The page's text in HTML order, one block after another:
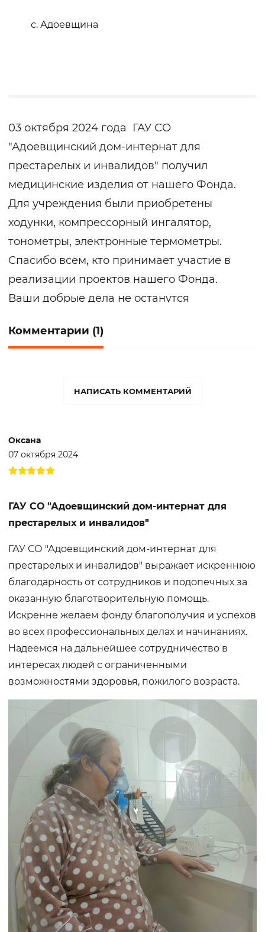
с. Адоевщина
03 октября 2024 года ГАУ СО
"Адоевщинский дом-интернат для
престарелых и инвалидов" получил
медицинские изделия от нашего Фонда.
Для учреждения были приобретены
ходунки, компрессорный ингалятор,
тонометры, электронные термометры.
Спасибо всем, кто принимает участие в
реализации проектов нашего Фонда.
Ваши добрые дела не останутся
Комментарии (1)
НАПИСАТЬ КОММЕНТАРИЙ
Оксана
07 октября 2024
ГАУ СО "Адоевщинский дом-интернат для
престарелых и инвалидов"
ГАУ СО "Адоевщинский дом-интернат для
престарелых и инвалидов" выражает искреннюю
благодарность от сотрудников и подопечных за
оказанную благотворительную помощь.
Искренне желаем фонду благополучия и успехов
во всех профессиональных делах и начинаниях.
Надеемся на дальнейшее сотрудничество в
интересах людей с ограниченными
возможностями здоровья, пожилого возраста.